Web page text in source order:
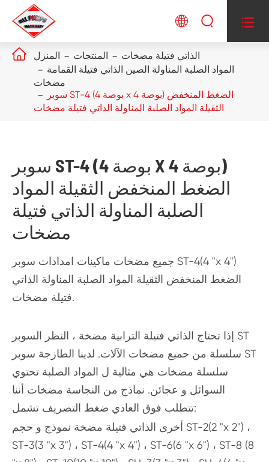
  
 المنزل المنتجات
الذاتي فتيلة مضخات
المواد الصلبة المناولة الصين الذاتي فتيلة القمامة
مضخات
سوبر ST-4 (4 بوصة x 4 بوصة) الضغط المنخفض
الثقيلة المواد الصلبة المناولة الذاتي فتيلة مضخات
سوبر ST-4 (4 بوصة X 4 بوصة)
الضغط المنخفض الثقيلة المواد
الصلبة المناولة الذاتي فتيلة
مضخات
جميع مضخات ماكينات امدادات سوبر ST-4(4 "x 4")
الضغط المنخفض الثقيلة المواد الصلبة المناولة الذاتي
فتيلة مضخات.
إذا تحتاج الذاتي فتيلة الترابية مضخة ، النظر السوبر ST
سلسلة من جميع مضخات الآلات. لدينا الطازجة سوبر ST
سلسلة مضخات هي مثالية ل المواد الصلبة تحتوي
السوائل و عجائن. نماذج من النجاسة مضخات أننا
تتطلب فوق العادي ضغط التصريف تشمل:
أخرى الذاتي فتيلة مضخة نموذج و حجم ST-2(2 "x 2") ،
ST-3(3 "x 3") ، ST-4(4 "x 4") ، ST-6(6 "x 6") ، ST-8 (8